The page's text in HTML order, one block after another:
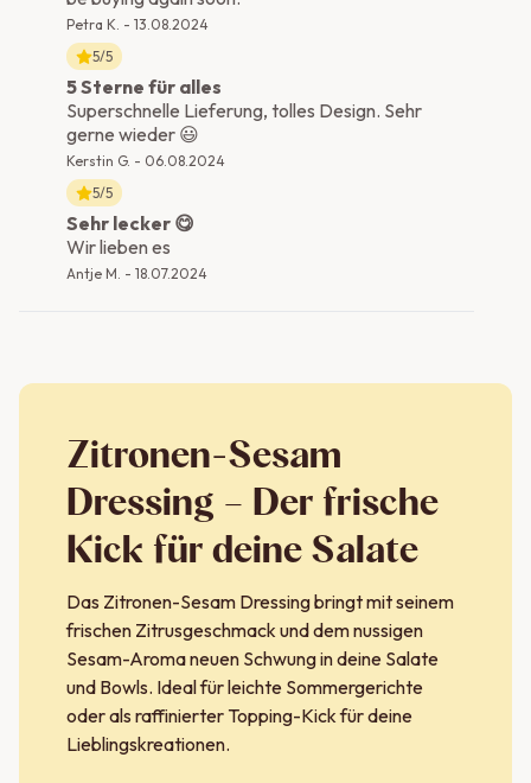
Petra K. - 13.08.2024
5/5
5 Sterne für alles
Superschnelle Lieferung, tolles Design. Sehr
gerne wieder 😃
Kerstin G. - 06.08.2024
5/5
Sehr lecker 😋
Wir lieben es
Antje M. - 18.07.2024
Zitronen-Sesam
Dressing – Der frische
Kick für deine Salate
Das Zitronen-Sesam Dressing bringt mit seinem
frischen Zitrusgeschmack und dem nussigen
Sesam-Aroma neuen Schwung in deine Salate
und Bowls. Ideal für leichte Sommergerichte
oder als raffinierter Topping-Kick für deine
Lieblingskreationen.